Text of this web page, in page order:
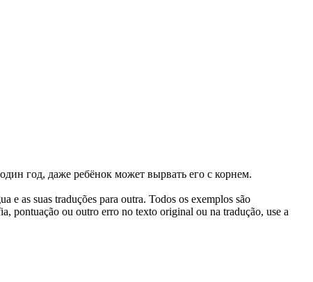
год, даже ребёнок может вырвать его с корнем.
e as suas traduções para outra. Todos os exemplos são
pontuação ou outro erro no texto original ou na tradução, use a